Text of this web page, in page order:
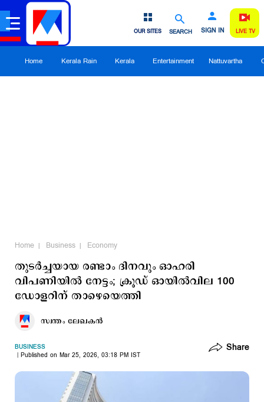
SEARCH SIGN IN
OUR SITES LIVE TV
Home Kerala Rain Kerala Entertainment Nattuvartha
Home Business Economy
തുടര്‍ച്ചയായ രണ്ടാം ദിനവും ഓഹരി
വിപണിയില്‍ നേട്ടം; ക്രൂഡ് ഓയില്‍വില 100
ഡോളറിന് താഴെയെത്തി
സ്വന്തം ലേഖകൻ
BUSINESS
Published on Mar 25, 2026, 03:18 PM IST
Share